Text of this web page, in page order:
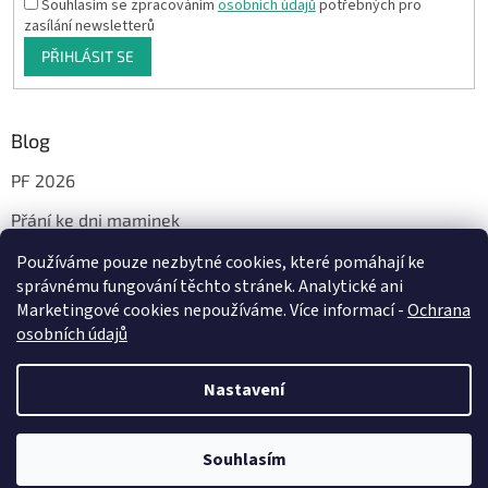
Používáme pouze nezbytné cookies, které pomáhají ke
správnému fungování těchto stránek. Analytické ani
Marketingové cookies nepoužíváme. Více informací -Ochrana
osobních údajů
Nastavení
Souhlasím
Milí, od 29.7. do 14.8.2026 bude probíhat dovolená. Vaše objednávky a
dotazy vyřídím jakmile to bude možné, nejdéle od pondělí 17.8.2026.
Souhlasím se zpracovánímosobních údajůpotřebných pro
zasílání newsletterů
PŘIHLÁSIT SE
Blog
PF 2026
Přání ke dni maminek
Facebook
Vytvořil Shoptet
JáTyMy. Všechna práva vyhrazena.